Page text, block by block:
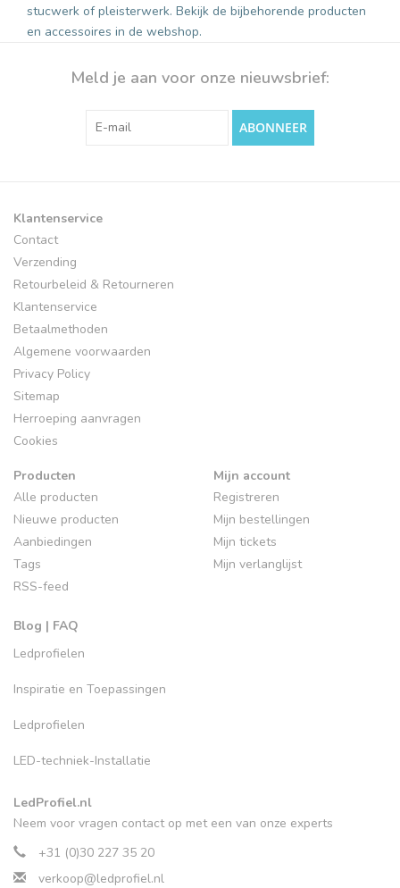
stucwerk of pleisterwerk. Bekijk de bijbehorende producten
en accessoires in de webshop.
Meld je aan voor onze nieuwsbrief:
ABONNEER
Klantenservice
Contact
Verzending
Retourbeleid & Retourneren
Klantenservice
Betaalmethoden
Algemene voorwaarden
Privacy Policy
Sitemap
Herroeping aanvragen
Cookies
Producten
Alle producten
Nieuwe producten
Aanbiedingen
Tags
RSS-feed
Blog | FAQ
Ledprofielen
Inspiratie en Toepassingen
Ledprofielen
LED-techniek-Installatie
Mijn account
Registreren
Mijn bestellingen
Mijn tickets
Mijn verlanglijst
LedProfiel.nl
Neem voor vragen contact op met een van onze experts
+31 (0)30 227 35 20
verkoop@ledprofiel.nl